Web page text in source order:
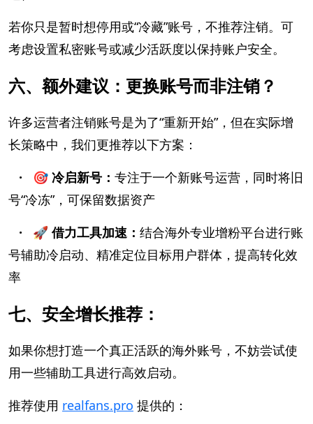
若你只是暂时想停用或“冷藏”账号，不推荐注销。可
考虑设置私密账号或减少活跃度以保持账户安全。
六、额外建议：更换账号而非注销？
许多运营者注销账号是为了“重新开始”，但在实际增
长策略中，我们更推荐以下方案：
· 🎯 冷启新号： 专注于一个新账号运营，同时将旧
号“冷冻”，可保留数据资产
· 🚀 借力工具加速： 结合海外专业增粉平台进行账
号辅助冷启动、精准定位目标用户群体，提高转化效
率
七、安全增长推荐：
如果你想打造一个真正活跃的海外账号，不妨尝试使
用一些辅助工具进行高效启动。
推荐使用 realfans.pro 提供的：